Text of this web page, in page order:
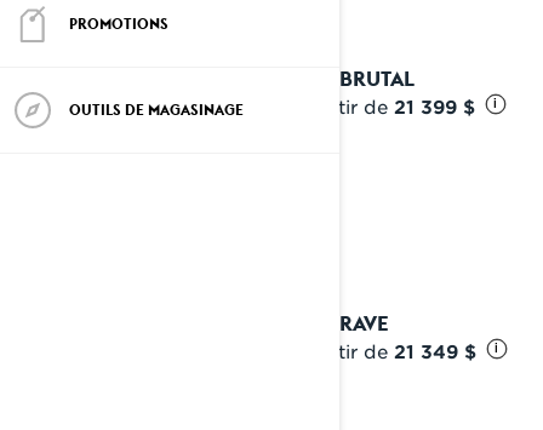
PROMOTIONS
OUTILS DE MAGASINAGE
2025 BRUTAL
À partir de 21 399 $ i
2025 RAVE
À partir de 21 349 $ i